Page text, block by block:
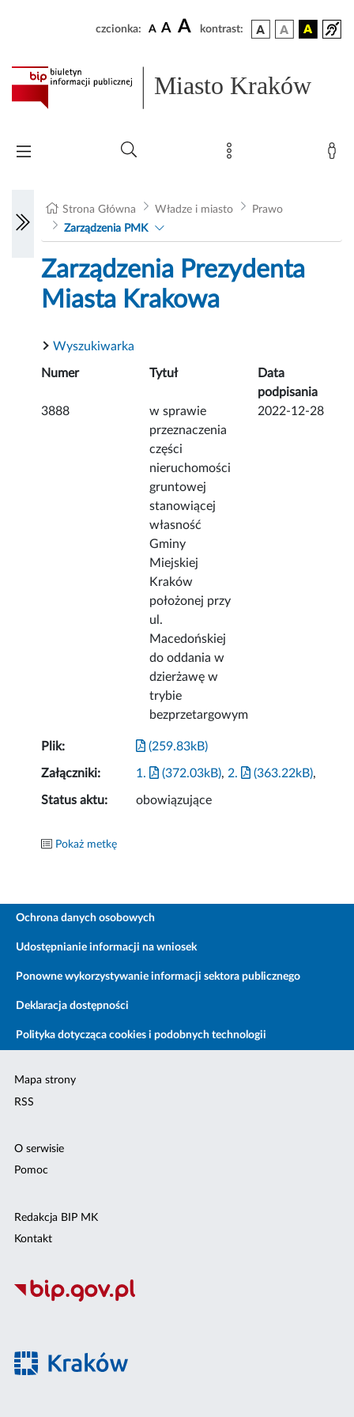
czcionka: A A A kontrast:
Miasto Kraków
Strona Główna Władze i miasto
Prawo
Zarządzenia PMK
Zarządzenia Prezydenta
Miasta Krakowa
Wyszukiwarka
Numer Tytuł
Data
podpisania
3888
w sprawie
przeznaczenia
części
nieruchomości
gruntowej
stanowiącej
własność
Gminy
Miejskiej
Kraków
położonej przy
ul.
Macedońskiej
do oddania w
dzierżawę w
trybie
bezprzetargowym
2022-12-28
Plik: (259.83kB)
Załączniki: 1. (372.03kB), 2. (363.22kB),
Status aktu: obowiązujące
Pokaż metkę
Ochrona danych osobowych
Udostępnianie informacji na wniosek
Ponowne wykorzystywanie informacji sektora publicznego
Deklaracja dostępności
Polityka dotycząca cookies i podobnych technologii
Mapa strony
RSS
O serwisie
Pomoc
Redakcja BIP MK
Kontakt